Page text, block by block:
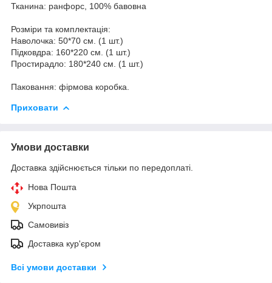
Тканина: ранфорс, 100% бавовна
Розміри та комплектація:
Наволочка: 50*70 см. (1 шт.)
Підковдра: 160*220 см. (1 шт.)
Простирадло: 180*240 см. (1 шт.)
Паковання: фірмова коробка.
Приховати
Умови доставки
Доставка здійснюється тільки по передоплаті.
Нова Пошта
Укрпошта
Самовивіз
Доставка кур'єром
Всі умови доставки